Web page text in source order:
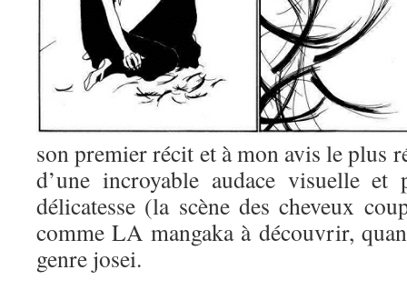
son premier récit et à mon avis le plus
d’une incroyable audace visuelle et
délicatesse (la scène des cheveux
comme LA mangaka à découvrir,
genre josei.